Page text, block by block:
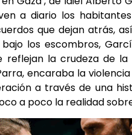
a diario los
que dejan atrás,
los escombros,
reflejan la crudeza de
encaraba la
a través de una
a poco la realidad